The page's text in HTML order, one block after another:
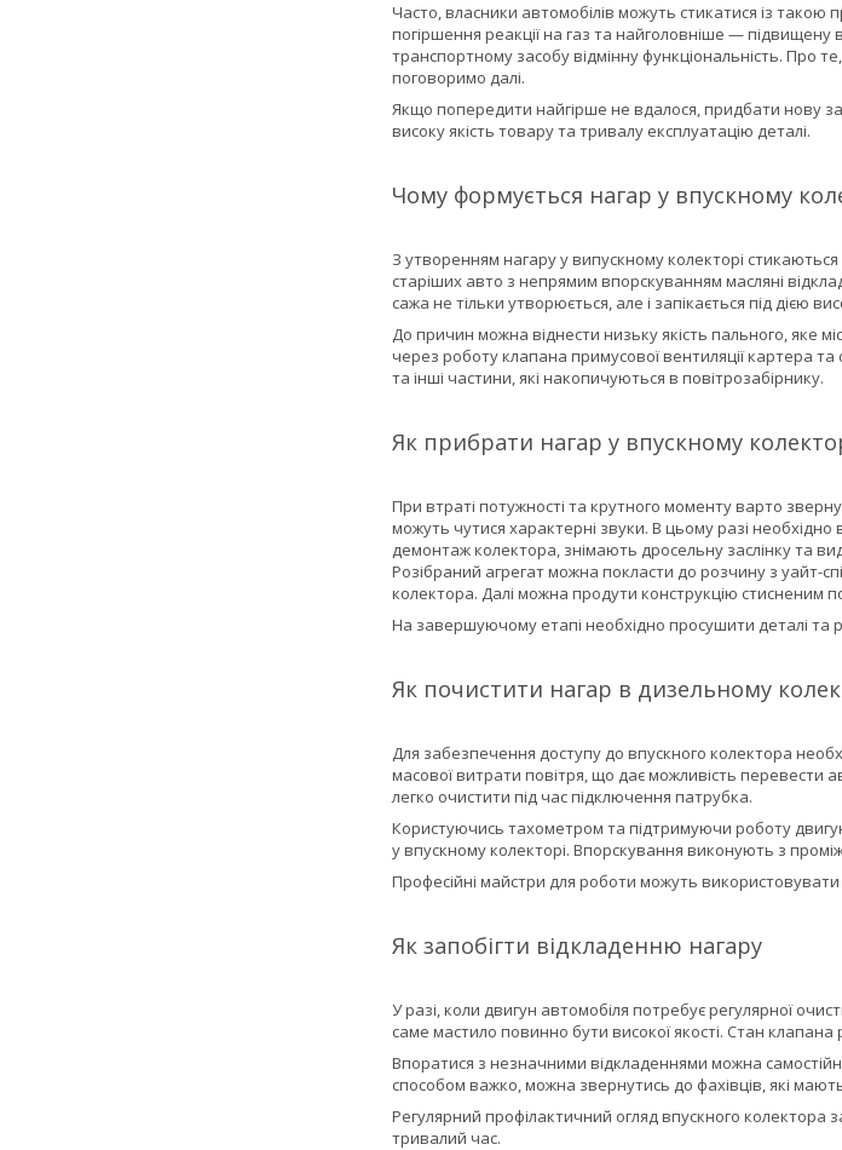
Часто, власники автомобілів можуть стикатися із такою
погіршення реакції на газ та найголовніше —
транспортному засобу відмінну функціональність. Про
поговоримо далі.
Якщо попередити найгірше не вдалося, придбати нову
високу якість товару та тривалу експлуатацію деталі.
Чому формується нагар у впускному
З утворенням нагару у випускному колекторі
старіших авто з непрямим впорскуванням масляні
сажа не тільки утворюється, але і запікається під дією
До причин можна віднести низьку якість пального, яке
через роботу клапана примусової вентиляції картера
та інші частини, які накопичуються в повітрозабірнику.
Як прибрати нагар у впускному
При втраті потужності та крутного моменту варто
можуть чутися характерні звуки. В цьому разі
демонтаж колектора, знімають дросельну заслінку та
Розібраний агрегат можна покласти до розчину з уайт-
колектора. Далі можна продути конструкцію стисненим
На завершуючому етапі необхідно просушити деталі та
Як почистити нагар в дизельному
Для забезпечення доступу до впускного колектора
масової витрати повітря, що дає можливість перевести
легко очистити під час підключення патрубка.
Користуючись тахометром та підтримуючи роботу
у впускному колекторі. Впорскування виконують з
Професійні майстри для роботи можуть
Як запобігти відкладенню нагару
У разі, коли двигун автомобіля потребує регулярної
саме мастило повинно бути високої якості. Стан клапана
Впоратися з незначними відкладеннями можна
способом важко, можна звернутись до фахівців, які
Регулярний профілактичний огляд впускного колектора
тривалий час.